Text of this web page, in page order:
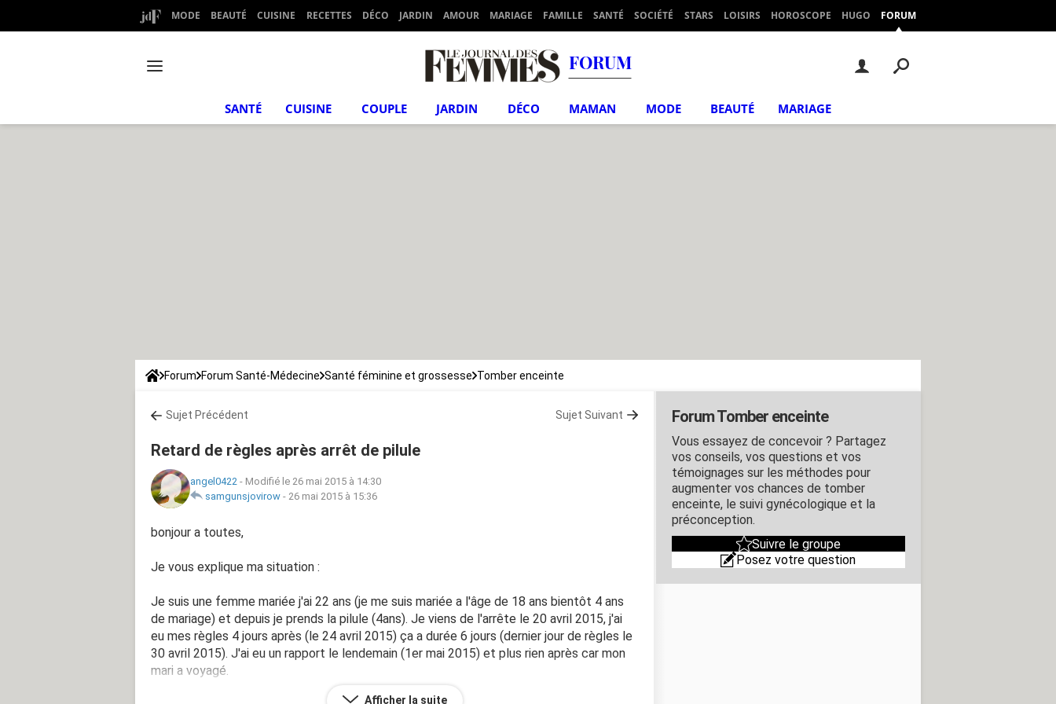
MODE BEAUTÉ CUISINE RECETTES DÉCO JARDIN AMOUR MARIAGE FAMILLE SANTÉ SOCIÉTÉ STARS LOISIRS HOROSCOPE HUGO FORUM
FORUM
SANTÉ CUISINE COUPLE JARDIN DÉCO MAMAN MODE BEAUTÉ MARIAGE
Forum Forum Santé-Médecine Santé féminine et grossesse Tomber enceinte
Sujet Précédent Sujet Suivant
Retard de règles après arrêt de pilule
angel0422 - Modifié le 26 mai 2015 à 14:30
samgunsjovirow - 26 mai 2015 à 15:36
bonjour a toutes,
Je vous explique ma situation :
Je suis une femme mariée j'ai 22 ans (je me suis mariée a l'âge de 18 ans bientôt 4 ans
de mariage) et depuis je prends la pilule (4ans). Je viens de l'arrête le 20 avril 2015, j'ai
eu mes règles 4 jours après (le 24 avril 2015) ça a durée 6 jours (dernier jour de règles le
30 avril 2015). J'ai eu un rapport le lendemain (1er mai 2015) et plus rien après car mon
mari a voyagé.
Afficher la suite
Forum Tomber enceinte
Vous essayez de concevoir ? Partagez
vos conseils, vos questions et vos
témoignages sur les méthodes pour
augmenter vos chances de tomber
enceinte, le suivi gynécologique et la
préconception.
Suivre le groupe
Posez votre question